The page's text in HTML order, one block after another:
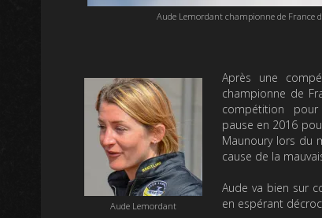
Aude Lemordant championne de France
Aude Lemordant
Après une
championne de
compétition pour
pause en 2016
Maunoury lors du
cause de la
Aude va bien sur
en espérant